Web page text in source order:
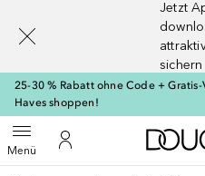
Jetzt
sichern
25-30 % Rabatt ohne Code +
Haves shoppen!
MenüMenü öffnenZu Meinem
Gehe zurück
Suche ausführen
[navigation.slideout.screenreader]